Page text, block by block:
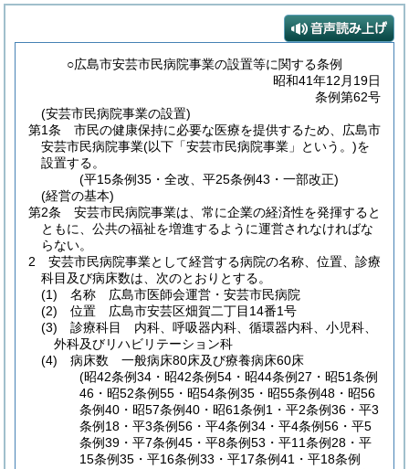
○広島市安芸市民病院事業の設置等に関する条例
昭和41年12月19日
条例第62号
(安芸市民病院事業の設置)
第1条
市民の健康保持に必要な医療を提供するため、広島市
安芸市民病院事業(以下「安芸市民病院事業」という。)を
設置する。
(平15条例35・全改、平25条例43・一部改正)
(経営の基本)
第2条
安芸市民病院事業は、常に企業の経済性を発揮すると
ともに、公共の福祉を増進するように運営されなければな
らない。
2
安芸市民病院事業として経営する病院の名称、位置、診療
科目及び病床数は、次のとおりとする。
(1)
名称 広島市医師会運営・安芸市民病院
(2)
位置 広島市安芸区畑賀二丁目14番1号
(3)
診療科目 内科、呼吸器内科、循環器内科、小児科、
外科及びリハビリテーション科
(4)
病床数 一般病床80床及び療養病床60床
(昭42条例34・昭42条例54・昭44条例27・昭51条例
46・昭52条例55・昭54条例35・昭55条例48・昭56
条例40・昭57条例40・昭61条例1・平2条例36・平3
条例18・平3条例56・平4条例34・平4条例56・平5
条例39・平7条例45・平8条例53・平11条例28・平
15条例35・平16条例33・平17条例41・平18条例